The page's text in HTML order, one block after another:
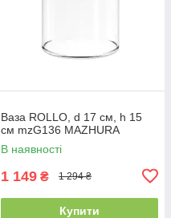
Ваза ROLLO, d 17 см, h 15
см mzG136 MAZHURA
В наявності
1 149 ₴ 1 294 ₴
Купити